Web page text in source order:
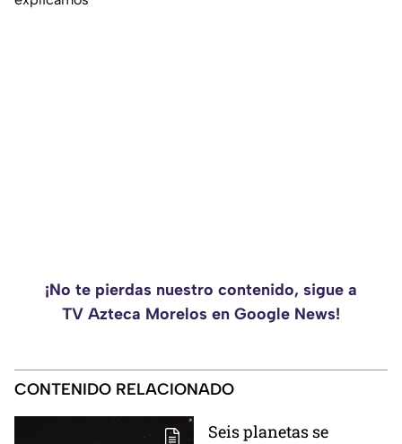
¡No te pierdas nuestro contenido, sigue a
TV Azteca Morelos en Google News!
CONTENIDO RELACIONADO
Seis planetas se